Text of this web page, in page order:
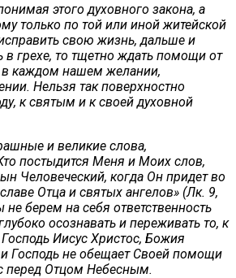
этого духовного закона, а
только по той или иной житейской
свою жизнь, дальше и
в грехе, то тщетно ждать помощи от
в каждом нашем желании,
Нельзя так поверхностно
к святым и к своей духовной
и великие слова,
постыдится Меня и Моих слов,
Человеческий, когда Он придет во
Отца и святых ангелов» (Лк. 9,
берем на себя ответственность
осознавать и переживать то, к
Иисус Христос, Божия
Господь не обещает Своей помощи
перед Отцом Небесным.